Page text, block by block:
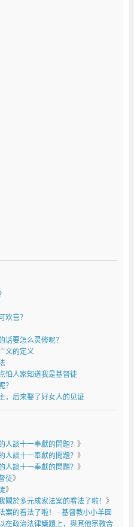
欢喜？
话要怎么灵修呢？
义的定义
怕人家知道我是基督徒
？
，后来娶了好女人的见证
人談十一奉獻的問題？ 》
人談十一奉獻的問題？ 》
人談十一奉獻的問題？ 》
徒》
》
關於多元成家法案的看法了啦！ 》
案的看法了啦！ - 基督教小小羊園
在政治法律議題上，與其他宗教合